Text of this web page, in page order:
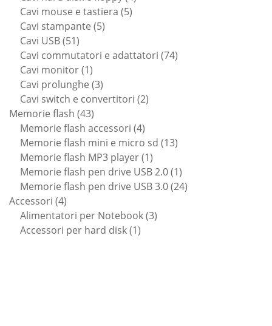
Cavi mouse e tastiera 55
Cavi stampante 55
Cavi USB 5151
prodotti
Cavi commutatori e adattatori 7474
Cavi monitor 11
prodotto
Cavi prolunghe 33
prodotti
Cavi switch e convertitori 22
Memorie flash 4343
prodotti
Memorie flash accessori 44
prodotti
Memorie flash mini e micro sd 1313
Memorie flash MP3 player 11
prodotto
Memorie flash pen drive USB 2.0 11
prodotto
Memorie flash pen drive USB 3.0 2424
Accessori 44
prodotti
Alimentatori per Notebook 33
Accessori per hard disk 11